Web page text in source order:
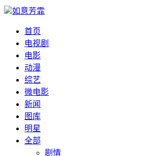
如意芳霏
首页
电视剧
电影
动漫
综艺
微电影
新闻
图库
明星
全部
剧情